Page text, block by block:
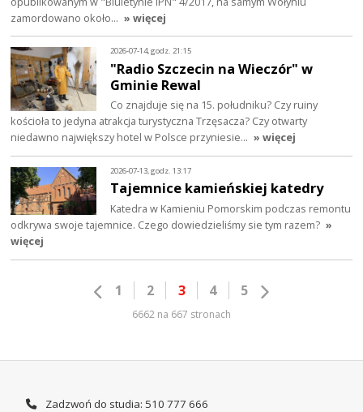
zamordowano około… » więcej
2026-07-14, godz. 21:15
"Radio Szczecin na Wieczór" w
Gminie Rewal
Co znajduje się na 15. południku? Czy ruiny
kościoła to jedyna atrakcja turystyczna Trzęsacza? Czy otwarty
niedawno największy hotel w Polsce przyniesie… » więcej
2026-07-13, godz. 13:17
Tajemnice kamieńskiej katedry
Katedra w Kamieniu Pomorskim podczas remontu
odkrywa swoje tajemnice. Czego dowiedzieliśmy sie tym razem? »
więcej
1 2 3 4 5
6662 na 667 stronach
Zadzwoń do studia: 510 777 666